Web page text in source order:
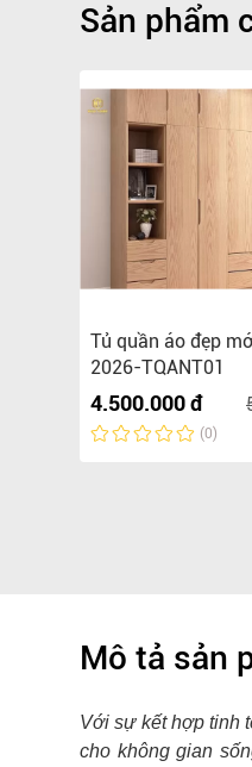
Sản phẩm
Tủ quần áo đẹp
2026-TQANT01
4.500.000 đ
(0)
Mô tả sản
Với sự kết hợp tinh
cho không gian